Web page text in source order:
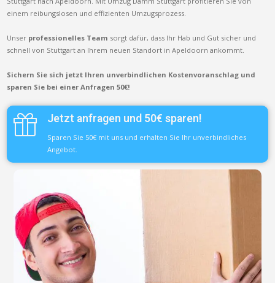
einem reibungslosen und effizienten Umzugsprozess.
Unser professionelles Team sorgt dafür, dass Ihr Hab und Gut sicher und
schnell von Stuttgart an Ihrem neuen Standort in Apeldoorn ankommt.
Sichern Sie sich jetzt Ihren unverbindlichen Kostenvoranschlag und
sparen Sie bei einer Anfragen 50€!
Jetzt anfragen und 50€ sparen!
Sparen Sie 50€ mit uns und erhalten Sie Ihr unverbindliches
Angebot.